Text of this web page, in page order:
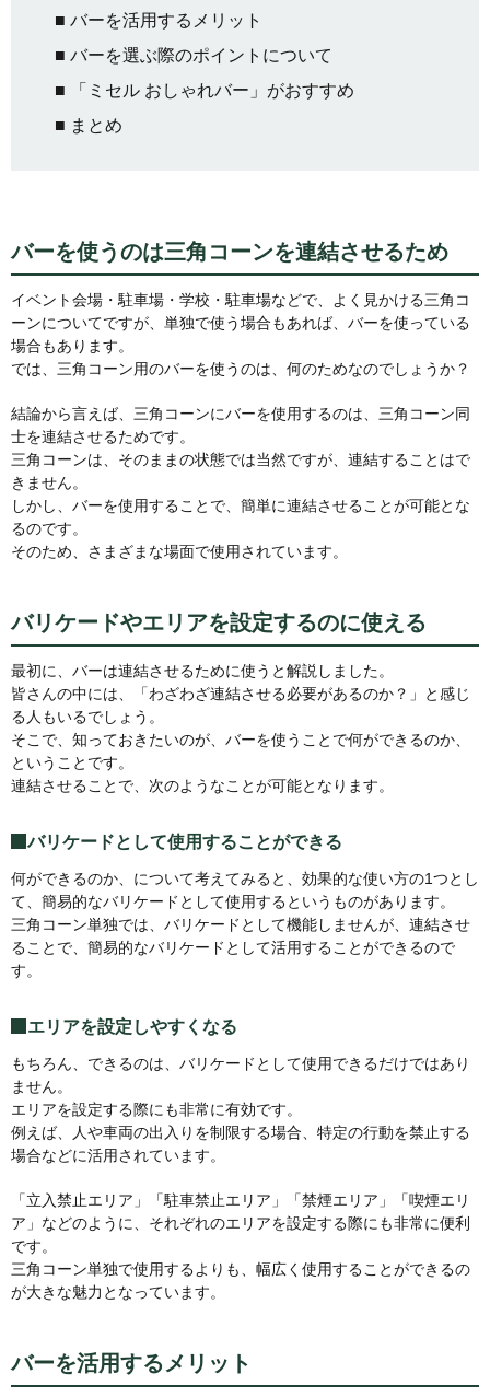
■ バーを活用するメリット
■ バーを選ぶ際のポイントについて
■ 「ミセル おしゃれバー」がおすすめ
■ まとめ
バーを使うのは三角コーンを連結させるため
イベント会場・駐車場・学校・駐車場などで、よく見かける三角コ
ーンについてですが、単独で使う場合もあれば、バーを使っている
場合もあります。
では、三角コーン用のバーを使うのは、何のためなのでしょうか？
結論から言えば、三角コーンにバーを使用するのは、三角コーン同
士を連結させるためです。
三角コーンは、そのままの状態では当然ですが、連結することはで
きません。
しかし、バーを使用することで、簡単に連結させることが可能とな
るのです。
そのため、さまざまな場面で使用されています。
バリケードやエリアを設定するのに使える
最初に、バーは連結させるために使うと解説しました。
皆さんの中には、「わざわざ連結させる必要があるのか？」と感じ
る人もいるでしょう。
そこで、知っておきたいのが、バーを使うことで何ができるのか、
ということです。
連結させることで、次のようなことが可能となります。
バリケードとして使用することができる
何ができるのか、について考えてみると、効果的な使い方の1つとし
て、簡易的なバリケードとして使用するというものがあります。
三角コーン単独では、バリケードとして機能しませんが、連結させ
ることで、簡易的なバリケードとして活用することができるので
す。
エリアを設定しやすくなる
もちろん、できるのは、バリケードとして使用できるだけではあり
ません。
エリアを設定する際にも非常に有効です。
例えば、人や車両の出入りを制限する場合、特定の行動を禁止する
場合などに活用されています。
「立入禁止エリア」「駐車禁止エリア」「禁煙エリア」「喫煙エリ
ア」などのように、それぞれのエリアを設定する際にも非常に便利
です。
三角コーン単独で使用するよりも、幅広く使用することができるの
が大きな魅力となっています。
バーを活用するメリット